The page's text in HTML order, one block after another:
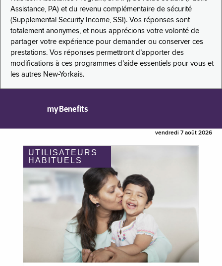
Assistance, PA) et du revenu complémentaire de sécurité
(Supplemental Security Income, SSI). Vos réponses sont
totalement anonymes, et nous apprécions votre volonté de
partager votre expérience pour demander ou conserver ces
prestations. Vos réponses permettront d’apporter des
modifications à ces programmes d’aide essentiels pour vous et
les autres New-Yorkais.
myBenefits
vendredi 7 août 2026
UTILISATEURS
HABITUELS